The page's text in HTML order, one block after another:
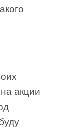
акции